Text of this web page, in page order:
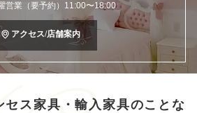
営業（要予約）11:00〜18:00
アクセス/店舗案内
セス家具・輸入家具のことな